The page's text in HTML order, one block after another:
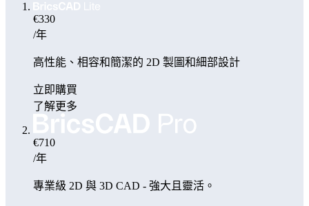
€330
/年
高性能、相容和簡潔的 2D 製圖和細部設計
立即購買
了解更多
€710
/年
專業級 2D 與 3D CAD - 強大且靈活。